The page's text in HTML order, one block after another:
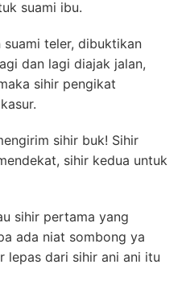
suami ibu.
teler, dibuktikan
dan lagi diajak jalan,
sihir pengikat
sihir buk! Sihir
sihir kedua untuk
sihir pertama yang
ada niat sombong ya
lepas dari sihir ani ani itu